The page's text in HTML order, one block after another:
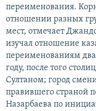
переименования.
отношении разных
мест, отмечает
изучал отношение
переименованиям два
году, после того
Султаном; город
правившего страной
Назарбаева по